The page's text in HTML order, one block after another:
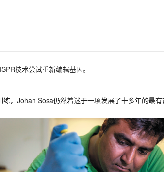
技术尝试重新编辑基因。
，Johan Sosa仍然着迷于一项发展了十多年的最有